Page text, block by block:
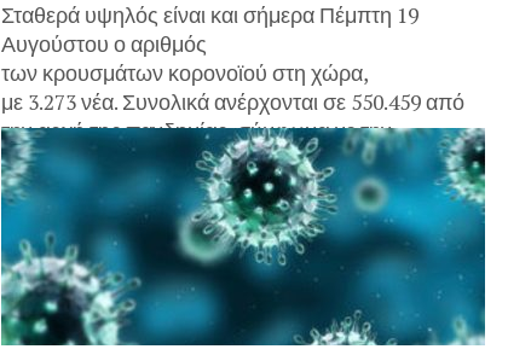
Σταθερά υψηλός είναι και σήμερα Πέμπτη 19
Αυγούστου ο αριθμός
των κρουσμάτων κορονοϊού στη χώρα,
με 3.273 νέα. Συνολικά ανέρχονται σε 550.459 από
την αρχή της πανδημίας, σύμφωνα με την
ανακοίνωση του ΕΟΔΥ. Οι νεκροί αυξήθηκαν...